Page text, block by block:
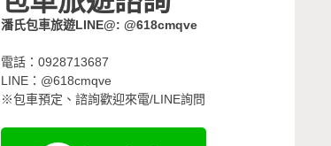
潘氏包車旅遊LINE@: @618cmqve
電話：0928713687
LINE：@618cmqve
※包車預定、諮詢歡迎來電/LINE詢問